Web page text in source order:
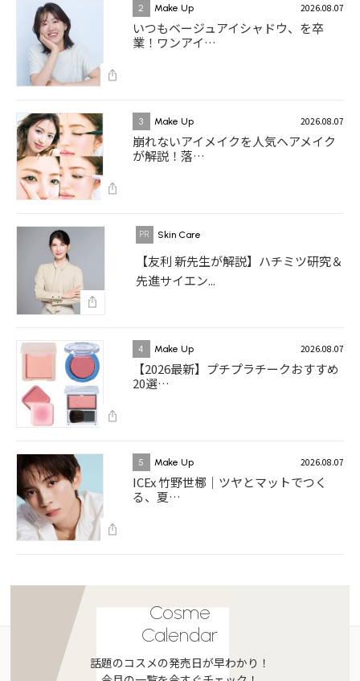
2 Make Up 2026.08.07
いつもベージュアイシャドウ、を卒
業！ワンアイ…
3 Make Up 2026.08.07
崩れないアイメイクを人気ヘアメイク
が解説！落…
Skin Care
【友利 新先生が解説】ハチミツ研究＆
先進サイエン...
4 Make Up 2026.08.07
【2026最新】プチプラチークおすすめ
20選…
5 Make Up 2026.08.07
ICEx 竹野世梛｜ツヤとマットでつく
る、夏…
Cosme
Calendar
話題のコスメの発売日が早わかり！